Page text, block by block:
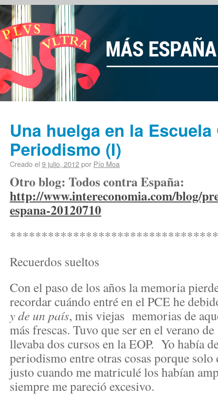
Una huelga en la
Periodismo (I)
Creado el 9 julio, 2012por Pío Moa
Otro blog: Todos contra España:
http://www.intereconomia.com/blog/
espana-20120710
Recuerdos sueltos
Con el paso de los años la memoria
recordar cuándo entré en el PCE he
y de un país, mis viejas memorias de
más frescas. Tuvo que ser en el verano
llevaba dos cursos en la EOP. Yo había
periodismo entre otras cosas porque solo
justo cuando me matriculé los habían
siempre me pareció excesivo.